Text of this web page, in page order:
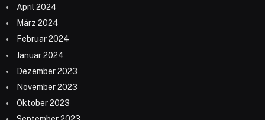
April 2024
März 2024
Februar 2024
Januar 2024
Dezember 2023
November 2023
Oktober 2023